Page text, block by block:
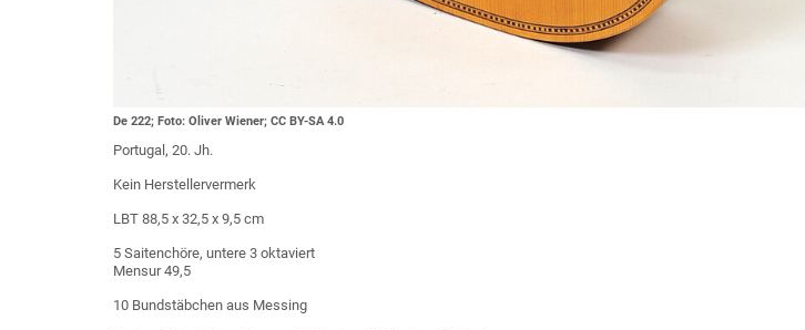
De 222; Foto: Oliver Wiener; CC BY-SA 4.0
Portugal, 20. Jh.
Kein Herstellervermerk
LBT 88,5 x 32,5 x 9,5 cm
5 Saitenchöre, untere 3 oktaviert
Mensur 49,5
10 Bundstäbchen aus Messing